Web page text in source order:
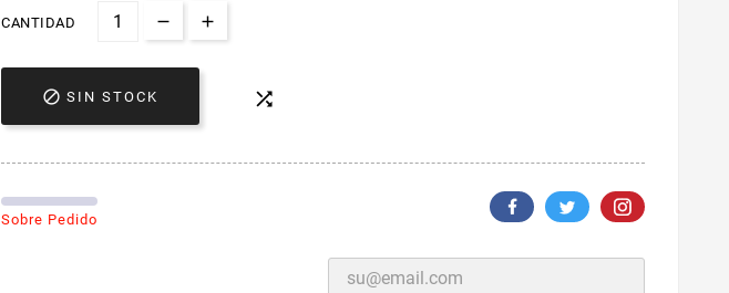
CANTIDAD
 SIN STOCK 
Sobre Pedido